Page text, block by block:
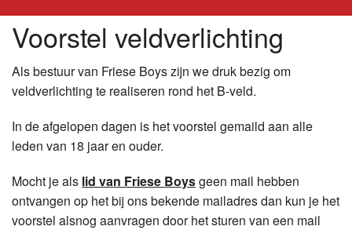
Voorstel veldverlichting
Als bestuur van Friese Boys zijn we druk bezig om
veldverlichting te realiseren rond het B-veld.
In de afgelopen dagen is het voorstel gemaild aan alle
leden van 18 jaar en ouder.
Mocht je als lid van Friese Boysgeen mail hebben
ontvangen op het bij ons bekende mailadres dan kun je het
voorstel alsnog aanvragen door het sturen van een mail